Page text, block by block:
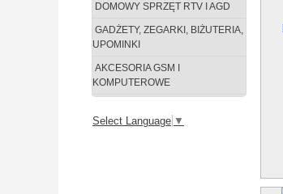
DOMOWY SPRZĘT RTV I AGD
GADŻETY, ZEGARKI, BIŻUTERIA,
UPOMINKI
AKCESORIA GSM I
KOMPUTEROWE
Select Language ▼